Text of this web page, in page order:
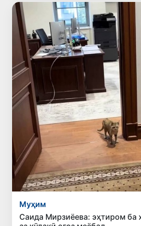
Муҳим
Саида Мирзиёева: эҳтиром ба